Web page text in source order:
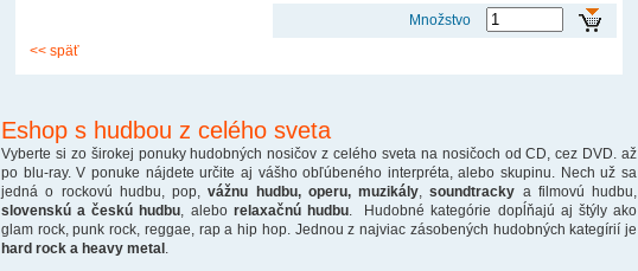
Množstvo
<< späť
Eshop s hudbou z celého sveta
Vyberte si zo širokej ponuky hudobných nosičov z celého sveta na nosičoch od CD, cez DVD. až
po blu-ray. V ponuke nájdete určite aj vášho obľúbeného interpréta, alebo skupinu. Nech už sa
jedná o rockovú hudbu, pop,vážnu hudbu, operu, muzikály ,soundtracky a filmovú hudbu,
slovenskú a českú hudbu , alebo relaxačnú hudbu. Hudobné kategórie dopĺňajú aj štýly ako
glam rock, punk rock, reggae, rap a hip hop. Jednou z najviac zásobených hudobných kategírií je
hard rock a heavy metal